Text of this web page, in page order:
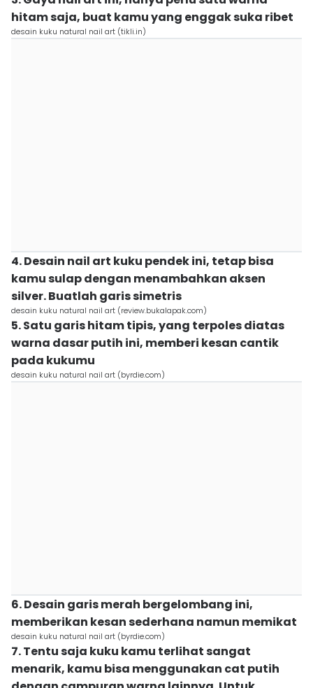
hitam saja, buat kamu yang enggak suka ribet
desain kuku natural nail art (tikli.in)
4. Desain nail art kuku pendek ini, tetap bisa
kamu sulap dengan menambahkan aksen
silver. Buatlah garis simetris
desain kuku natural nail art (review.bukalapak.com)
5. Satu garis hitam tipis, yang terpoles diatas
warna dasar putih ini, memberi kesan cantik
pada kukumu
desain kuku natural nail art (byrdie.com)
6. Desain garis merah bergelombang ini,
memberikan kesan sederhana namun memikat
desain kuku natural nail art (byrdie.com)
7. Tentu saja kuku kamu terlihat sangat
menarik, kamu bisa menggunakan cat putih